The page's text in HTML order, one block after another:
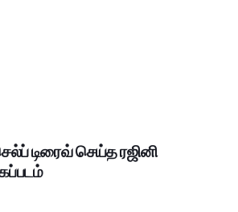
டிரைவ் செய்த ரஜினி